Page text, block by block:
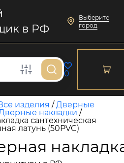
в РФ
Выберите
город
0
изделия /Дверные
накладки /
сантехническая
латунь (50PVC)